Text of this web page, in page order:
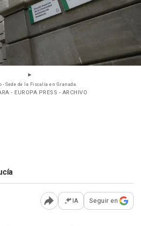
- Sede de la Fiscalía en Granada.
- EUROPA PRESS - ARCHIVO
Abrir opciones para
IA Seguir en